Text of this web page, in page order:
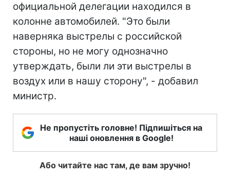
официальной делегации находился в
колонне автомобилей. "Это были
наверняка выстрелы с российской
стороны, но не могу однозначно
утверждать, были ли эти выстрелы в
воздух или в нашу сторону", - добавил
министр.
Не пропустіть головне! Підпишіться на
наші оновлення в Google!
Або читайте нас там, де вам зручно!